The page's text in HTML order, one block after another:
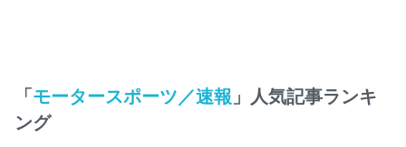
「モータースポーツ／速報 」人気記事ランキ
ング